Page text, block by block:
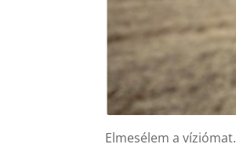
Elmesélem a víziómat.